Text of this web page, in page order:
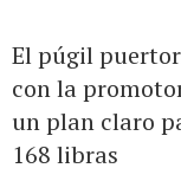
El púgil
con la
un plan claro
168 libras